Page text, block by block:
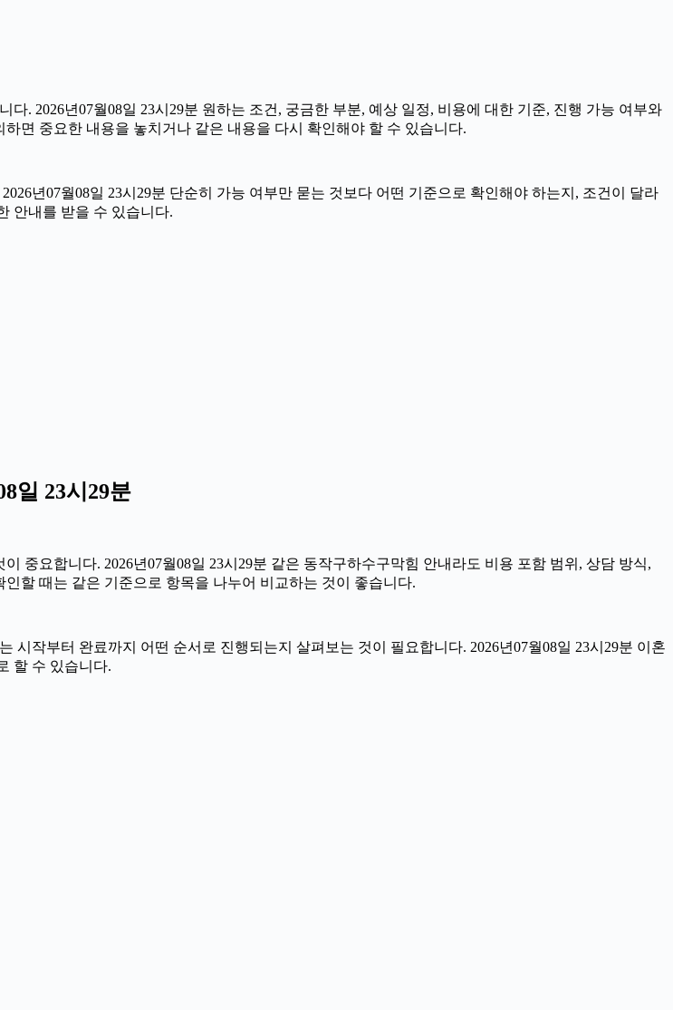
. 2026년07월08일 23시29분 원하는 조건, 궁금한 부분, 예상 일정, 비용에 대한 기준, 진행 가능 여부와
면 중요한 내용을 놓치거나 같은 내용을 다시 확인해야 할 수 있습니다.
년07월08일 23시29분 단순히 가능 여부만 묻는 것보다 어떤 기준으로 확인해야 하는지, 조건이 달라
안내를 받을 수 있습니다.
일 23시29분
중요합니다. 2026년07월08일 23시29분 같은 동작구하수구막힘 안내라도 비용 포함 범위, 상담 방식,
할 때는 같은 기준으로 항목을 나누어 비교하는 것이 좋습니다.
작부터 완료까지 어떤 순서로 진행되는지 살펴보는 것이 필요합니다. 2026년07월08일 23시29분 이혼
할 수 있습니다.